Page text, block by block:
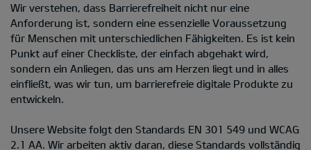
Wir verstehen, dass Barrierefreiheit nicht nur eine
Anforderung ist, sondern eine essenzielle Voraussetzung
für Menschen mit unterschiedlichen Fähigkeiten. Es ist kein
Punkt auf einer Checkliste, der einfach abgehakt wird,
sondern ein Anliegen, das uns am Herzen liegt und in alles
einfließt, was wir tun, um barrierefreie digitale Produkte zu
entwickeln.
Unsere Website folgt den Standards EN 301 549 und WCAG
2.1 AA. Wir arbeiten aktiv daran, diese Standards vollständig